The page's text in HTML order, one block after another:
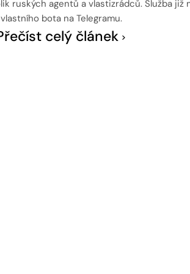
ruských agentů a vlastizrádců. Služba již
bota na Telegramu.
celý článek